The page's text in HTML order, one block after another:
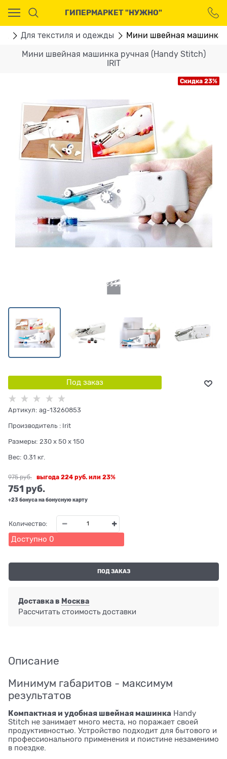
ГИПЕРМАРКЕТ "НУЖНО"
Для текстиля и одежды Мини швейная машинка
Мини швейная машинка ручная (Handy Stitch)
IRIT
Скидка 23%
Под заказ
Артикул: ag-13260853
Производитель : Irit
Размеры: 230 x 50 x 150
Вес: 0.31 кг.
975 руб.
751 руб.
выгода224 руб. или23%
+23 бонуса на бонусную карту
Количество:
Доступно 0
ПОД ЗАКАЗ
Доставка в Москва
Рассчитать стоимость доставки
Описание
Минимум габаритов - максимум
результатов
Компактная и удобная швейная машинка Handy
Stitch не занимает много места, но поражает своей
продуктивностью. Устройство подходит для бытового и
профессионального применения и поистине незаменимо
в поездке.
Ваш город - Москва,
угадали?
ДА НЕТ